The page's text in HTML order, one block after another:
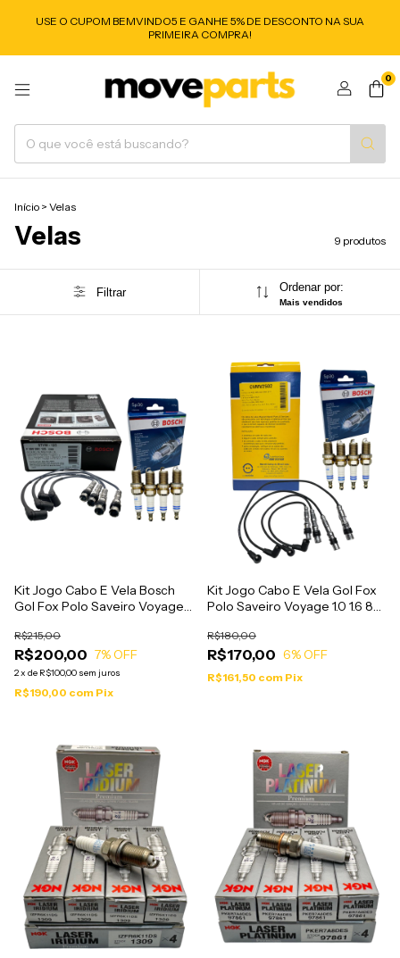
USE O CUPOM BEMVINDO5 E GANHE 5% DE DESCONTO NA SUA
PRIMEIRA COMPRA!
0
Início > Velas
Velas 9 produtos
Filtrar Ordenar por:
Mais vendidos
Kit Jogo Cabo E Vela Bosch
Gol Fox Polo Saveiro Voyage
F00099C125 SP30
R$200,00
R$215,00
7% OFF
2x de R$100,00 sem juros
R$190,00 com Pix
Kit Jogo Cabo E Vela Gol Fox
Polo Saveiro Voyage 1.0 1.6 8v
SP30
R$170,00
R$180,00
6% OFF
R$161,50 com Pix